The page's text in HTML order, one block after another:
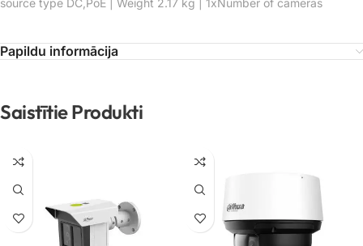
source type DC,PoE | Weight 2.17 kg | 1xNumber of cameras
Papildu informācija
Saistītie Produkti